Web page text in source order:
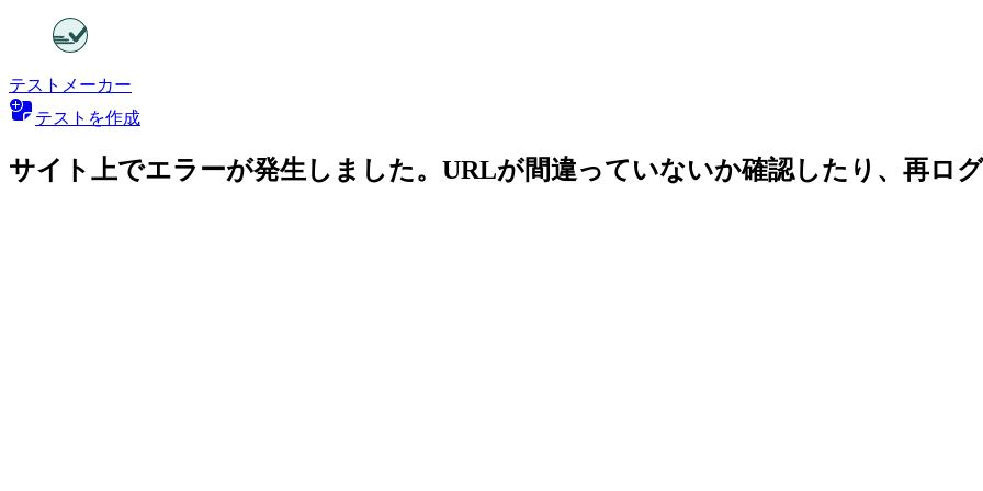
テストメーカー
テストを作成
サイト上でエラーが発生しました。URLが間違っていないか確認したり、再ロ